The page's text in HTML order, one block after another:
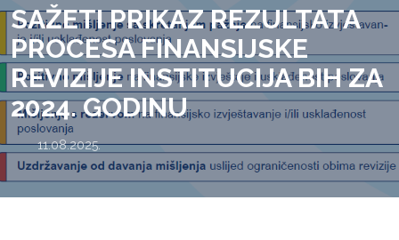
SAŽETI PRIKAZ REZULTATA
PROCESA FINANSIJSKE
REVIZIJE INSTITUCIJA BIH ZA
2024. GODINU
11.08.2025.